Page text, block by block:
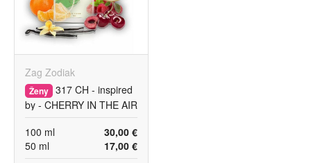
Zag Zodiak
Ženy 317 CH - inspired
by - CHERRY IN THE AIR
30,00 €
100 ml
17,00 €
50 ml